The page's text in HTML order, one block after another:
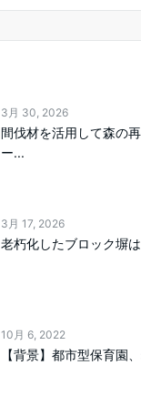
3月 30, 2026
間伐材を活用して森の
ー...
3月 17, 2026
老朽化したブロック塀
10月 6, 2022
【背景】都市型保育園